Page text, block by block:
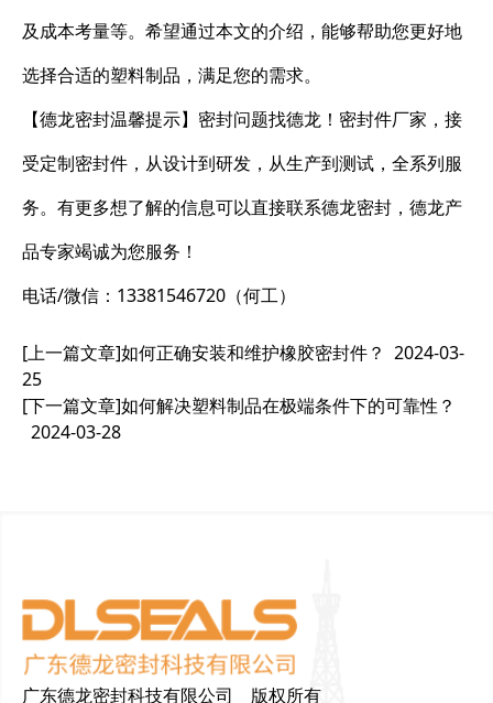
及成本考量等。希望通过本文的介绍，能够帮助您更好地
选择合适的塑料制品，满足您的需求。
【德龙密封温馨提示】密封问题找德龙！密封件厂家，接
受定制密封件，从设计到研发，从生产到测试，全系列服
务。有更多想了解的信息可以直接联系德龙密封，德龙产
品专家竭诚为您服务！
电话/微信：13381546720（何工）
[上一篇文章]如何正确安装和维护橡胶密封件？ 2024-03-
25
[下一篇文章]如何解决塑料制品在极端条件下的可靠性？
2024-03-28
广东德龙密封科技有限公司 版权所有